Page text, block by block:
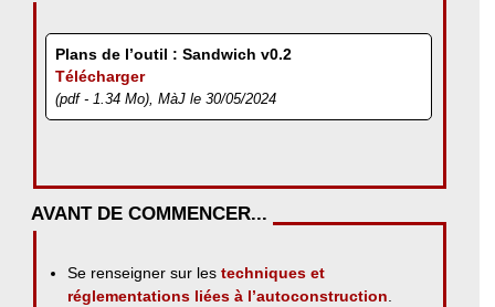
Plans de l’outil : Sandwich v0.2
Télécharger
(pdf - 1.34 Mo), MàJ le 30/05/2024
AVANT DE COMMENCER...
Se renseigner sur lestechniques et
réglementations liées à l’autoconstruction